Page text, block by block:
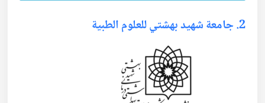
2. جامعة شهيد بهشتي للعلوم الطبية